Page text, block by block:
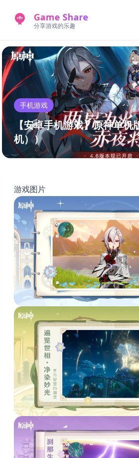
Game Share
分享游戏的乐趣
首页
手机游戏
新版游戏站
手机游戏
【安卓手机游戏】原神单机
机））
游戏图片